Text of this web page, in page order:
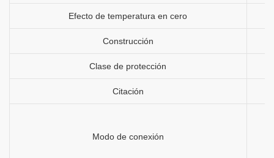
Efecto de temperatura en cero
Construcción
Clase de protección
Citación
Modo de conexión